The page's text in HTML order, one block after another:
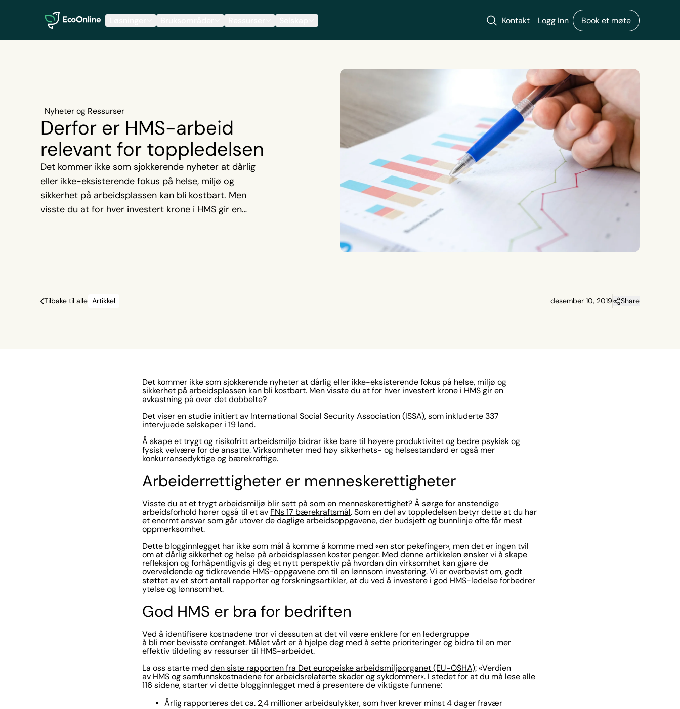
EcoOnline
Søk Kontakt Logg Inn Book et møte
Nyheter og Ressurser
Derfor er HMS-arbeid
relevant for toppledelsen
Det kommer ikke som sjokkerende nyheter at dårlig
eller ikke-eksisterende fokus på helse, miljø og
sikkerhet på arbeidsplassen kan bli kostbart. Men
visste du at for hver investert krone i HMS gir en
Tilbake til alle Artikkel desember 10, 2019 Share
Det kommer ikke som sjokkerende nyheter at dårlig eller ikke-eksisterende fokus på helse, miljø og
sikkerhet på arbeidsplassen kan bli kostbart. Men visste du at for hver investert krone i HMS gir en
avkastning på over det dobbelte?
Det viser en studie initiert av International Social Security Association (ISSA), som inkluderte 337
intervjuede selskaper i 19 land.
Å skape et trygt og risikofritt arbeidsmiljø bidrar ikke bare til høyere produktivitet og bedre psykisk og
fysisk velvære for de ansatte. Virksomheter med høy sikkerhets- og helsestandard er også mer
konkurransedyktige og bærekraftige.
Arbeiderrettigheter er menneskerettigheter
Visste du at et trygt arbeidsmiljø blir sett på som en menneskerettighet? Å sørge for anstendige
arbeidsforhold hører også til et av FNs 17 bærekraftsmål. Som en del av toppledelsen betyr dette at du har
et enormt ansvar som går utover de daglige arbeidsoppgavene, der budsjett og bunnlinje ofte får mest
oppmerksomhet.
Dette blogginnlegget har ikke som mål å komme å komme med «en stor pekefinger», men det er ingen tvil
om at dårlig sikkerhet og helse på arbeidsplassen koster penger. Med denne artikkelen ønsker vi å skape
refleksjon og forhåpentligvis gi deg et nytt perspektiv på hvordan din virksomhet kan gjøre de
overveldende og tidkrevende HMS-oppgavene om til en lønnsom investering. Vi er overbevist om, godt
støttet av et stort antall rapporter og forskningsartikler, at du ved å investere i god HMS-ledelse forbedrer
ytelse og lønnsomhet.
God HMS er bra for bedriften
Ved å identifisere kostnadene tror vi dessuten at det vil være enklere for en ledergruppe
å bli mer bevisste omfanget. Målet vårt er å hjelpe deg med å sette prioriteringer og bidra til en mer
effektiv tildeling av ressurser til HMS-arbeidet.
La oss starte medden siste rapporten fra Det europeiske arbeidsmiljøorganet(EU-OSHA): «Verdien
av HMS og samfunnskostnadene for arbeidsrelaterte skader og sykdommer«. I stedet for at du må lese alle
116 sidene, starter vi dette blogginnlegget med å presentere de viktigste funnene:
Årlig rapporteres det ca. 2,4 millioner arbeidsulykker, som hver krever minst 4 dager fravær